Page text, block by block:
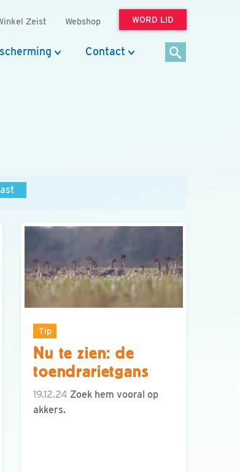
Zeist Webshop WORD LID
Contact
Tip
Nu te zien: de
toendrarietgans
19.12.24 Zoek hem vooral op
akkers.